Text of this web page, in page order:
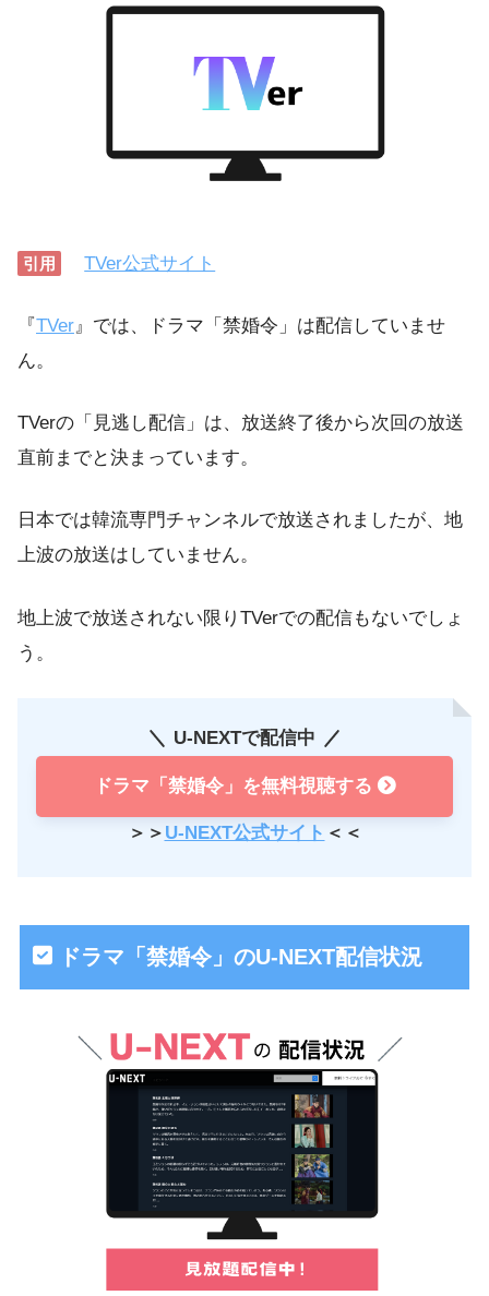
引用 TVer公式サイト
『TVer』では、ドラマ「禁婚令」は配信していませ
ん。
TVerの「見逃し配信」は、放送終了後から次回の放送
直前までと決まっています。
日本では韓流専門チャンネルで放送されましたが、地
上波の放送はしていません。
地上波で放送されない限りTVerでの配信もないでしょ
う。
U-NEXTで配信中
ドラマ「禁婚令」を無料視聴する
＞＞ U-NEXT公式サイト ＜＜
ドラマ「禁婚令」のU-NEXT配信状況